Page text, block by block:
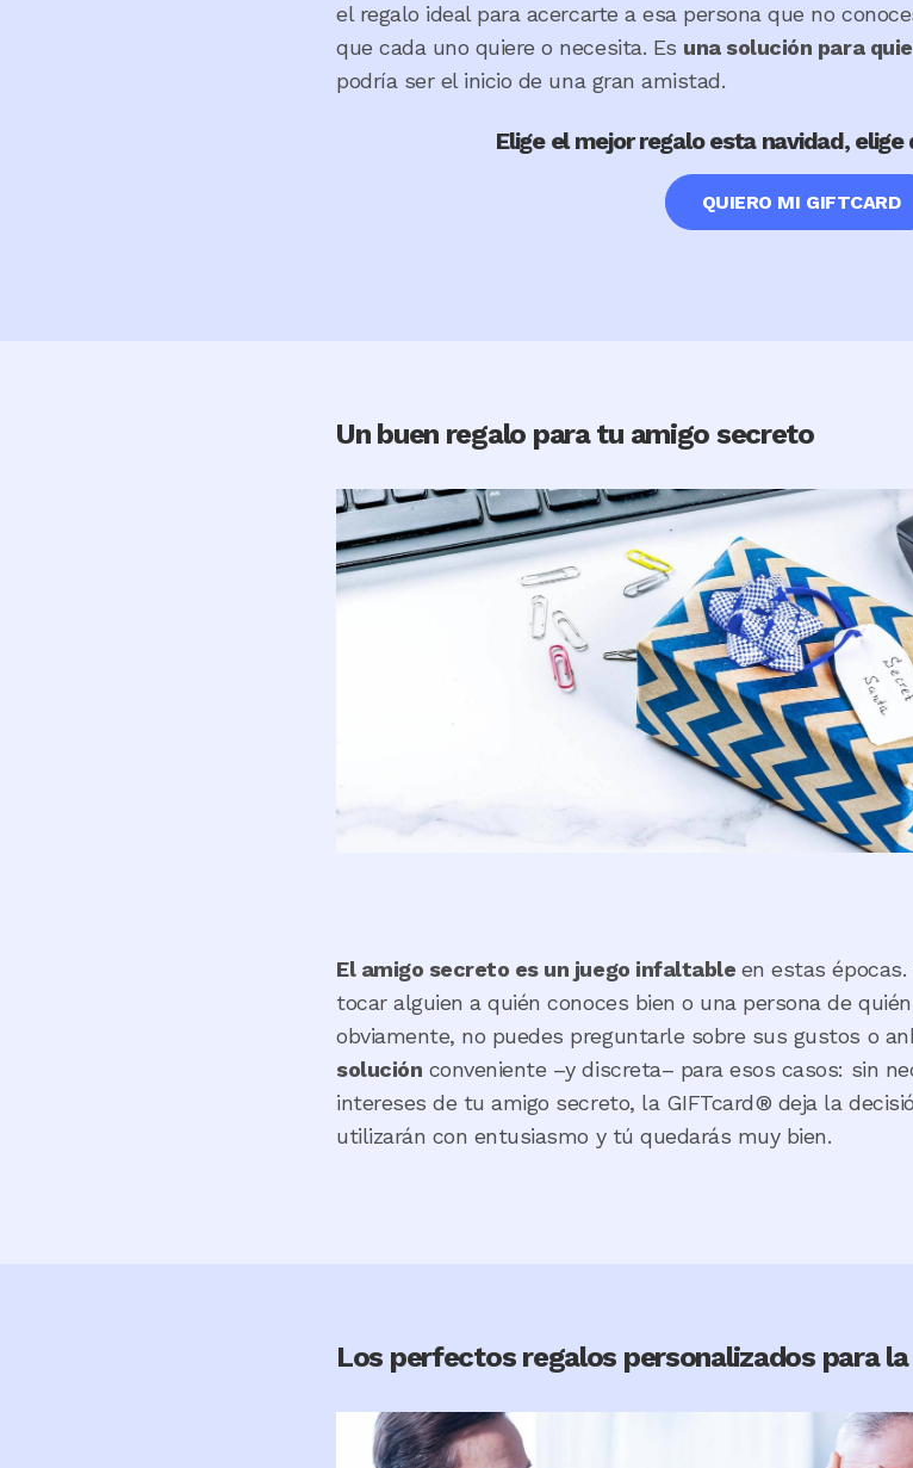
el regalo ideal para acercarte a esa persona que no
que cada uno quiere o necesita. Es una solución para
podría ser el inicio de una gran amistad.
Elige el mejor regalo esta navidad,
QUIERO MI GIFTCARD
Un buen regalo para tu amigo secreto
Image
El amigo secreto es un juego infaltable en estas
tocar alguien a quién conoces bien o una persona de
obviamente, no puedes preguntarle sobre sus gustos o
solución conveniente –y discreta– para esos casos: sin
intereses de tu amigo secreto, la GIFTcard® deja la
utilizarán con entusiasmo y tú quedarás muy bien.
Los perfectos regalos personalizados para
Image